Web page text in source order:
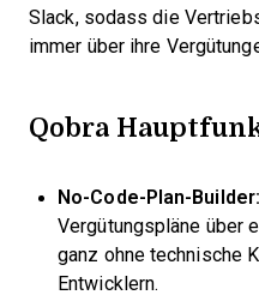
Slack, sodass die
immer über ihre
Qobra
No-Code-Plan-Builder:
Vergütungspläne über
ganz ohne technische
Entwicklern.